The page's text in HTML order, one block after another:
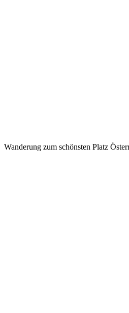
Wanderung zum schönsten Platz